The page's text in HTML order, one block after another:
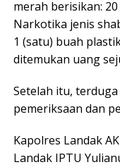
merah berisikan:
Narkotika jenis
1 (satu) buah
ditemukan uang
Setelah itu,
pemeriksaan dan
Kapolres Landak
Landak IPTU